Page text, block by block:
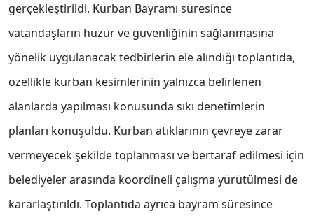
gerçekleştirildi. Kurban Bayramı süresince
vatandaşların huzur ve güvenliğinin sağlanmasına
yönelik uygulanacak tedbirlerin ele alındığı toplantıda,
özellikle kurban kesimlerinin yalnızca belirlenen
alanlarda yapılması konusunda sıkı denetimlerin
planları konuşuldu. Kurban atıklarının çevreye zarar
vermeyecek şekilde toplanması ve bertaraf edilmesi için
belediyeler arasında koordineli çalışma yürütülmesi de
kararlaştırıldı. Toplantıda ayrıca bayram süresince